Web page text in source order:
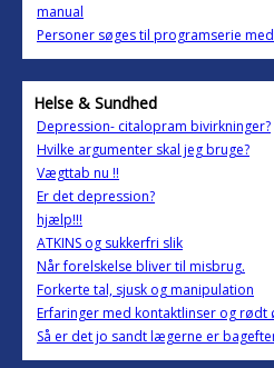
manual
Personer søges til programserie
Helse & Sundhed
Depression- citalopram bivirkninger?
Hvilke argumenter skal jeg bruge?
Vægttab nu !!
Er det depression?
hjælp!!!
ATKINS og sukkerfri slik
Når forelskelse bliver til misbrug.
Forkerte tal, sjusk og manipulation
Erfaringer med kontaktlinser og rødt
Så er det jo sandt lægerne er